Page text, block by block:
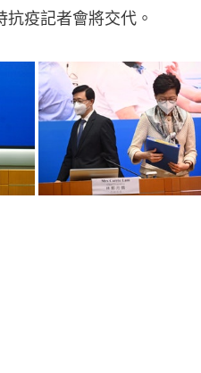
疫記者會將交代。